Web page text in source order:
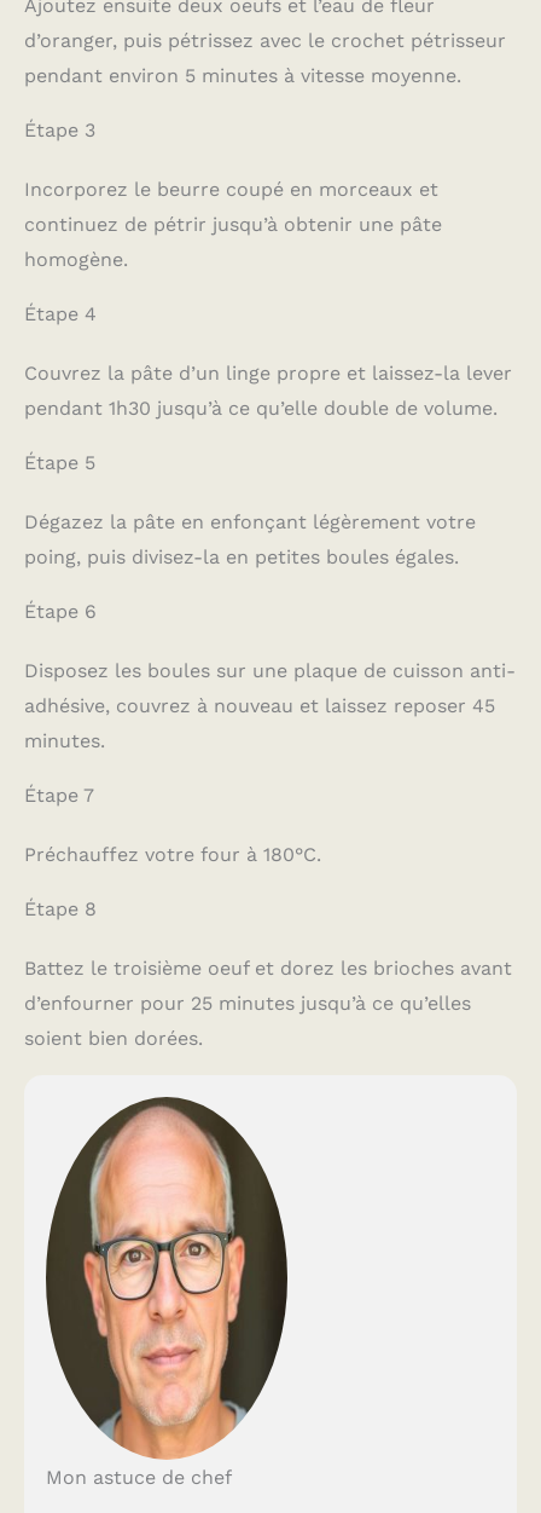
Ajoutez ensuite deux oeufs et l’eau de fleur
d’oranger, puis pétrissez avec le crochet pétrisseur
pendant environ 5 minutes à vitesse moyenne.
Étape 3
Incorporez le beurre coupé en morceaux et
continuez de pétrir jusqu’à obtenir une pâte
homogène.
Étape 4
Couvrez la pâte d’un linge propre et laissez-la lever
pendant 1h30 jusqu’à ce qu’elle double de volume.
Étape 5
Dégazez la pâte en enfonçant légèrement votre
poing, puis divisez-la en petites boules égales.
Étape 6
Disposez les boules sur une plaque de cuisson anti-
adhésive, couvrez à nouveau et laissez reposer 45
minutes.
Étape 7
Préchauffez votre four à 180°C.
Étape 8
Battez le troisième oeuf et dorez les brioches avant
d’enfourner pour 25 minutes jusqu’à ce qu’elles
soient bien dorées.
Mon astuce de chef